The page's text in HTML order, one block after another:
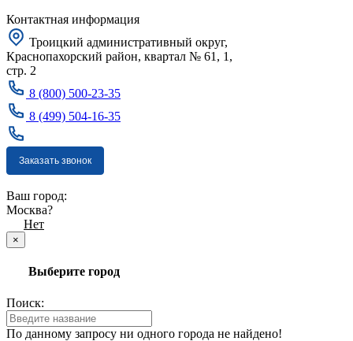
Контактная информация
Троицкий административный округ,
Краснопахорский район, квартал № 61, 1,
стр. 2
8 (800) 500-23-35
8 (499) 504-16-35
Заказать звонок
Ваш город:
Москва?
Нет
×
Выберите город
Поиск:
По данному запросу ни одного города не найдено!